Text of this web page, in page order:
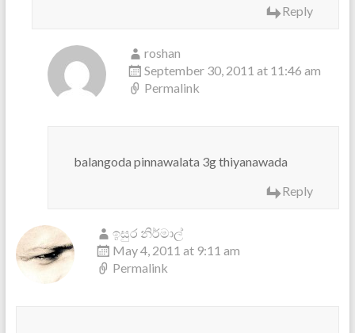
Reply
roshan
September 30, 2011 at 11:46 am
Permalink
balangoda pinnawalata 3g thiyanawada
Reply
ඉසුර නිර්මාල්
May 4, 2011 at 9:11 am
Permalink